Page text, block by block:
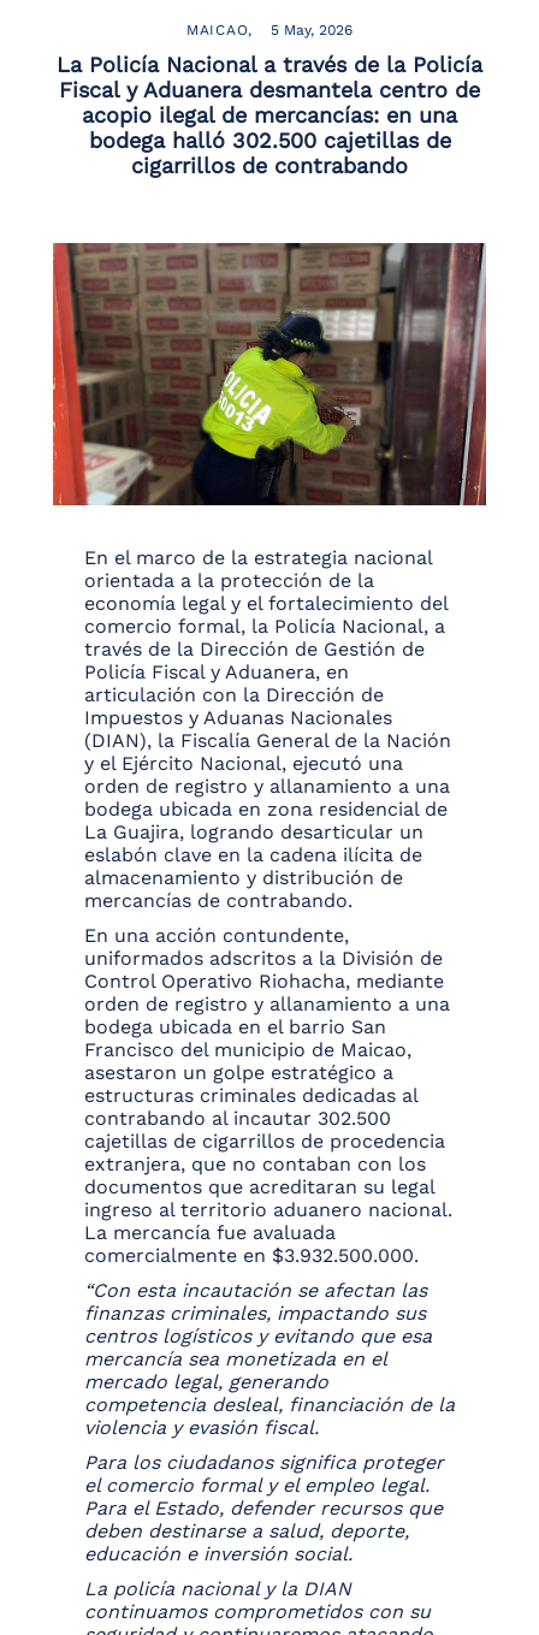
MAICAO 5 May, 2026
La Policía Nacional a través de la Policía
Fiscal y Aduanera desmantela centro de
acopio ilegal de mercancías: en una
bodega halló 302.500 cajetillas de
cigarrillos de contrabando
En el marco de la estrategia nacional
orientada a la protección de la
economía legal y el fortalecimiento del
comercio formal, la Policía Nacional, a
través de la Dirección de Gestión de
Policía Fiscal y Aduanera, en
articulación con la Dirección de
Impuestos y Aduanas Nacionales
(DIAN), la Fiscalía General de la Nación
y el Ejército Nacional, ejecutó una
orden de registro y allanamiento a una
bodega ubicada en zona residencial de
La Guajira, logrando desarticular un
eslabón clave en la cadena ilícita de
almacenamiento y distribución de
mercancías de contrabando.
En una acción contundente,
uniformados adscritos a la División de
Control Operativo Riohacha, mediante
orden de registro y allanamiento a una
bodega ubicada en el barrio San
Francisco del municipio de Maicao,
asestaron un golpe estratégico a
estructuras criminales dedicadas al
contrabando al incautar 302.500
cajetillas de cigarrillos de procedencia
extranjera, que no contaban con los
documentos que acreditaran su legal
ingreso al territorio aduanero nacional.
La mercancía fue avaluada
comercialmente en $3.932.500.000.
“Con esta incautación se afectan las
finanzas criminales, impactando sus
centros logísticos y evitando que esa
mercancía sea monetizada en el
mercado legal, generando
competencia desleal, financiación de la
violencia y evasión fiscal.
Para los ciudadanos significa proteger
el comercio formal y el empleo legal.
Para el Estado, defender recursos que
deben destinarse a salud, deporte,
educación e inversión social.
La policía nacional y la DIAN
continuamos comprometidos con su